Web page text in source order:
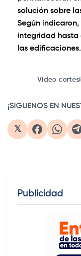
solución sobre
Según
integridad hasta
las edificaciones.
0:00 /
Video
¡SIGUENOS EN
𝕏
Publicidad